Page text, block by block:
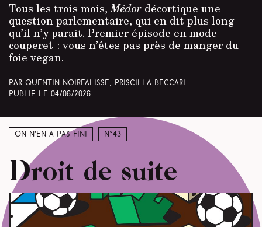
Tous les trois mois,Médor décortique une
question parlementaire, qui en dit plus long
qu’il n’y parait. Premier épisode en mode
couperet : vous n’êtes pas près de manger du
foie vegan.
Par Quentin Noirfalisse, Priscilla Beccari
Publié le 04/06/2026
On n’en a pas fini N°43
Droit de suite